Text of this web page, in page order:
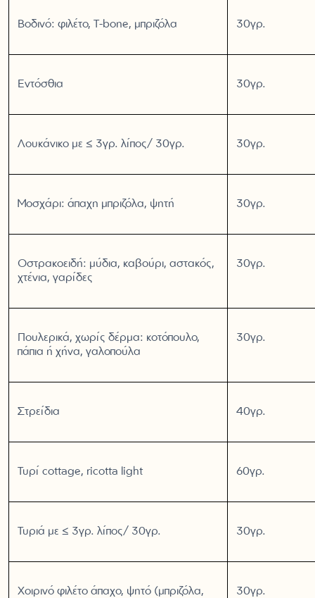
Βοδινό: φιλέτο, Τ-bone, μπριζόλα 30γρ.
Εντόσθια 30γρ.
Λουκάνικο με ≤ 3γρ. λίπος/ 30γρ. 30γρ.
Μοσχάρι: άπαχη μπριζόλα, ψητή 30γρ.
Οστρακοειδή: μύδια, καβούρι, αστακός,
χτένια, γαρίδες
30γρ.
Πουλερικά, χωρίς δέρμα: κοτόπουλο,
πάπια ή χήνα, γαλοπούλα
30γρ.
Στρείδια 40γρ.
Τυρί cottage, ricotta light 60γρ.
Τυριά με ≤ 3γρ. λίπος/ 30γρ. 30γρ.
Χοιρινό φιλέτο άπαχο, ψητό (μπριζόλα,
30γρ.